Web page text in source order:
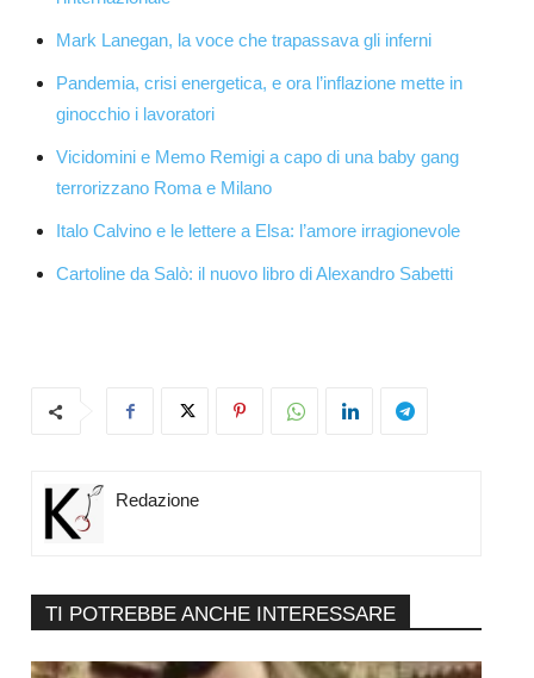
Mark Lanegan, la voce che trapassava gli inferni
Pandemia, crisi energetica, e ora l’inflazione mette in
ginocchio i lavoratori
Vicidomini e Memo Remigi a capo di una baby gang
terrorizzano Roma e Milano
Italo Calvino e le lettere a Elsa: l’amore irragionevole
Cartoline da Salò: il nuovo libro di Alexandro Sabetti
Redazione
TI POTREBBE ANCHE INTERESSARE